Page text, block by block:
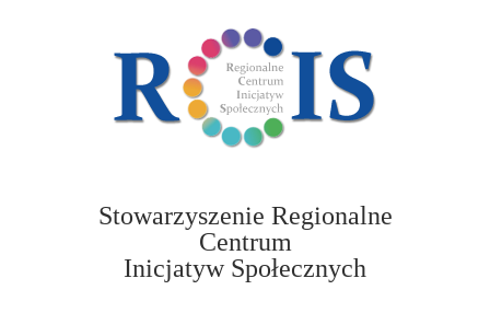
Stowarzyszenie Regionalne
Centrum
Inicjatyw Społecznych